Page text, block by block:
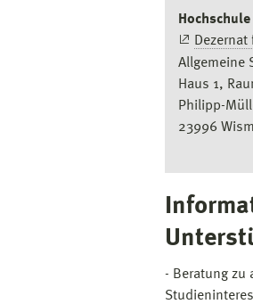
Allgemeine
Haus 1,
Philipp-
23996
- Beratung zu